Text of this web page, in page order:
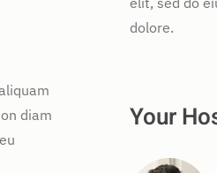
diam
dolore.
Your